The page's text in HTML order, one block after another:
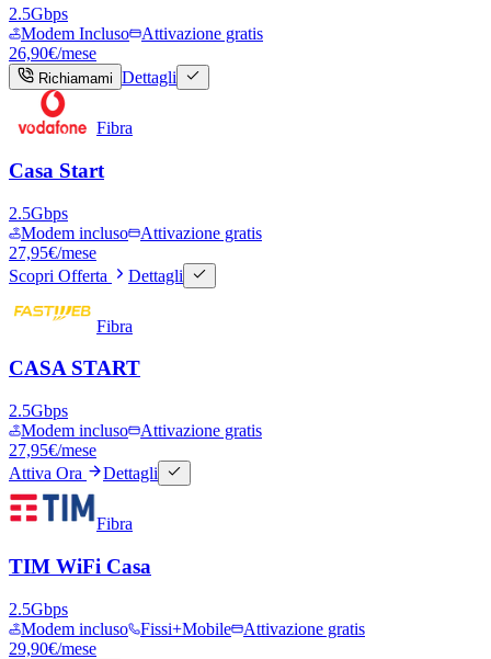
2.5Gbps
Modem Incluso
Attivazione gratis
26,90€/mese
Richiamami Dettagli
Fibra
Casa Start
2.5Gbps
Modem incluso
Attivazione gratis
27,95€/mese
Scopri Offerta
Dettagli
Fibra
CASA START
2.5Gbps
Modem incluso
Attivazione gratis
27,95€/mese
Attiva Ora
Dettagli
Fibra
TIM WiFi Casa
2.5Gbps
Modem incluso
Fissi+Mobile
Attivazione gratis
29,90€/mese